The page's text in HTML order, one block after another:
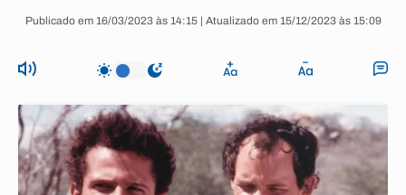
Publicado em 16/03/2023 às 14:15 | Atualizado em 15/12/2023 às 15:09